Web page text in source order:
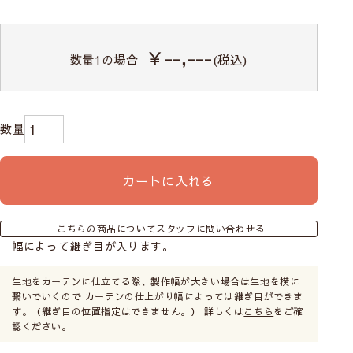
数量1の場合 ￥--,---(税込)
カートに入れる
こちらの商品についてスタッフに問い合わせる
幅によって継ぎ目が入ります。
生地をカーテンに仕立てる際、製作幅が大きい場合は生地を横に
繋いでいくので カーテンの仕上がり幅によっては継ぎ目ができま
す。（継ぎ目の位置指定はできません。） 詳しくはこちら をご確
認ください。